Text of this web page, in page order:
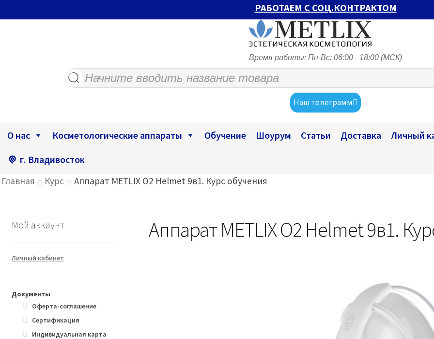
РАБОТАЕМ С СОЦ.КОНТРАКТОМ
Время работы: Пн-Вс: 06:00 - 18:00 (МСК)
Поиск
товаров
Наш телеграмм
О нас Косметологические аппараты Обучение Шоурум Статьи Доставка Личный
г. Владивосток
Главная Курс Аппарат METLIX O2 Helmet 9в1. Курс обучения
Аппарат METLIX O2 Helmet 9в1.
Мой аккаунт
Личный кабинет
Документы
Оферта-соглашение
Сертификация
Индивидуальная карта